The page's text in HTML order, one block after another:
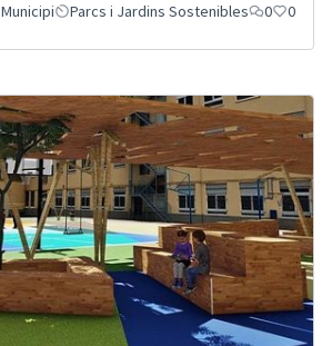
Municipi Parcs i Jardins Sostenibles 0 0